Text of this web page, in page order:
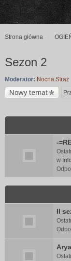
Strona główna
Sezon 2
Moderator: Nocna Straż
Nowy temat
-
w
II